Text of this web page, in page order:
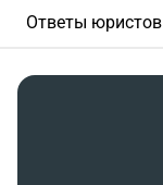
Ответы юристов